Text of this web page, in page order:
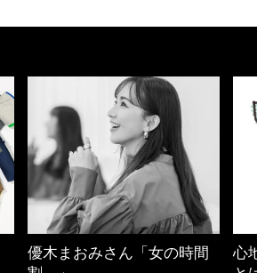
ん「女の時間
心地よくいられる